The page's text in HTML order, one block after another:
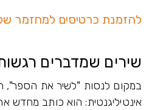
להזמנת כרטיסים למחזמר
שירים שמדברים
במקום לנסות "לשיר את הספר",
אינטיליגנטית: הוא כותב